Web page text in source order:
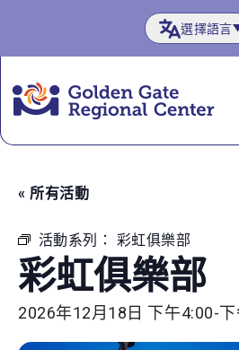
內
選擇語言
« 所有活動
活動系列： 彩虹俱樂部
彩虹俱樂部
2026年12月18日 下午4:00-